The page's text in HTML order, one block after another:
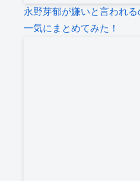
永野芽郁が嫌いと言われ
一気にまとめてみた！